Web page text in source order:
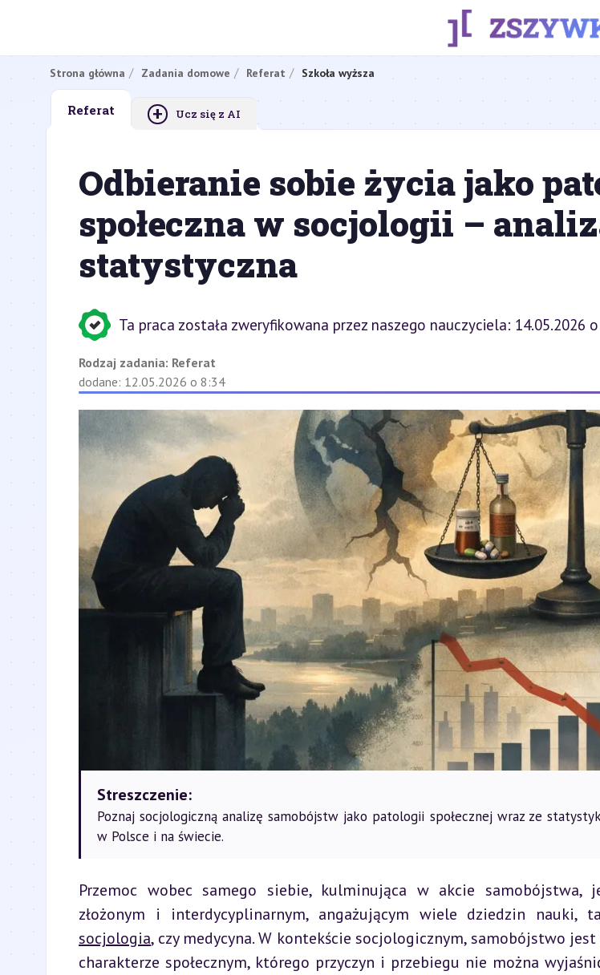
Strona główna Zadania domowe Referat Szkoła wyższa
Referat + Ucz się z AI
Odbieranie sobie życia jako
społeczna w socjologii –
statystyczna
Ta praca została zweryfikowana przez naszego nauczyciela: 14.05.2026
Rodzaj zadania: Referat
dodane: 12.05.2026 o 8:34
Streszczenie:
Poznaj socjologiczną analizę samobójstw jako patologii społecznej wraz ze
w Polsce i na świecie.
Przemoc wobec samego siebie, kulminująca w akcie samobójstwa,
socjologia, czy medycyna. W kontekście socjologicznym, samobójstwo
charakterze społecznym, którego przyczyn i przebiegu nie można